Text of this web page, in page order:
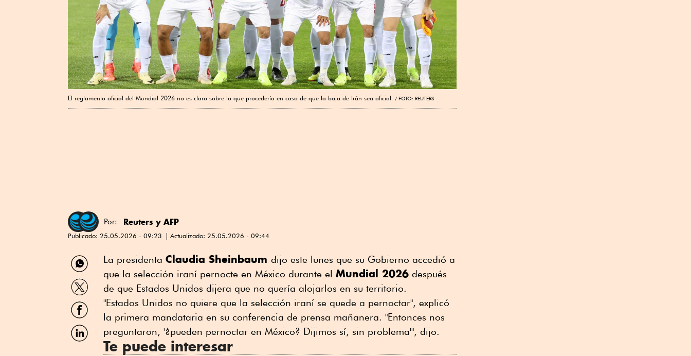
El reglamento oficial del Mundial 2026 no es claro sobre lo que procedería en caso de que la baja de Irán sea oficial. FOTO: REUTERS
Por: Reuters y AFP
Publicado: 25.05.2026 - 09:23 Actualizado: 25.05.2026 - 09:44
Compartir
por
WhatsApp
Compartir
por
Twitter
Compartir
por
Facebook
Compartir
por
La ⁠presidenta Claudia Sheinbaum dijo este lunes que su Gobierno accedió a
que la selección iraní pernocte en México durante el Mundial 2026 ⁠después
⁠de que Estados ⁠Unidos dijera que no quería alojarlos en su territorio.
"Estados Unidos no quiere que la selección iraní se quede a pernoctar", explicó
la primera mandataria en su conferencia de prensa mañanera. "Entonces nos
preguntaron, '¿pueden pernoctar en México? Dijimos sí, sin problema'", dijo.
Te puede interesar